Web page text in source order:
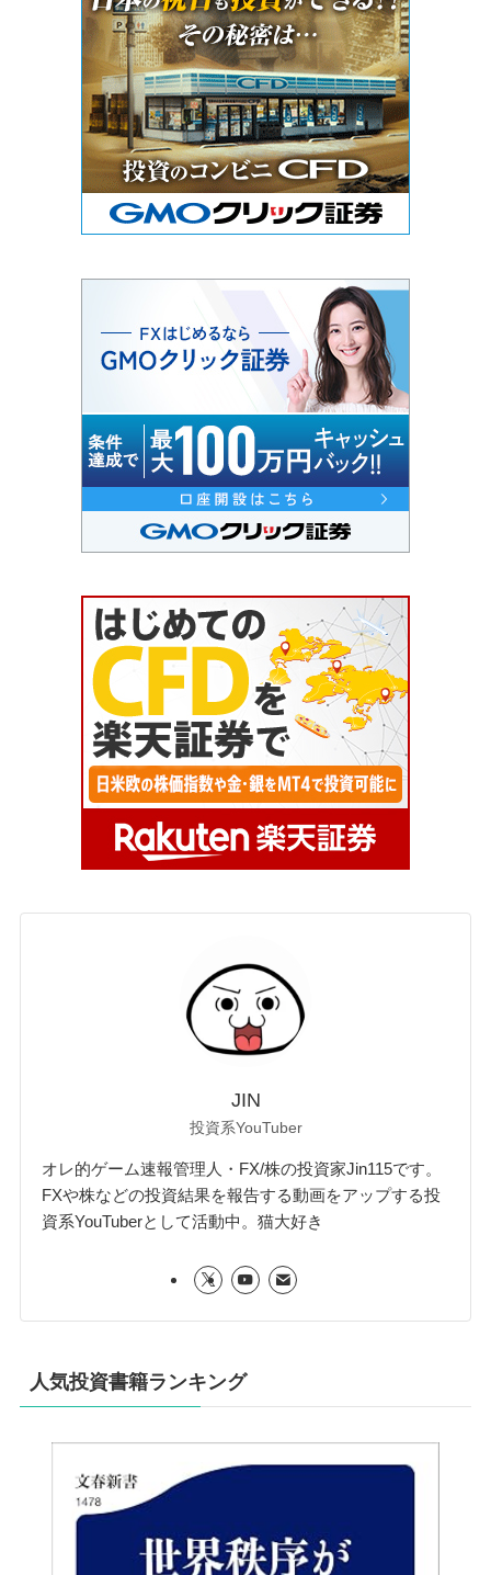
JIN
投資系YouTuber
オレ的ゲーム速報管理人・FX/株の投資家Jin115です。
FXや株などの投資結果を報告する動画をアップする投
資系YouTuberとして活動中。猫大好き
人気投資書籍ランキング